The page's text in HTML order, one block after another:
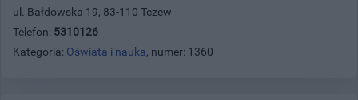
ul. Bałdowska 19, 83-110 Tczew
Telefon: 5310126
Kategoria: Oświata i nauka, numer: 1360